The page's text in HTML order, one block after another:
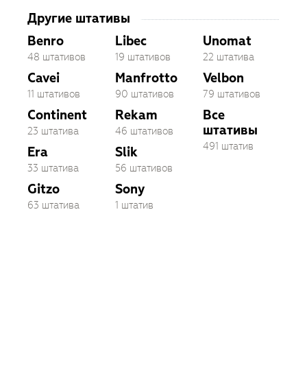
Другие штативы
Benro
48 штативов
Cavei
11 штативов
Continent
23 штатива
Era
33 штатива
Gitzo
63 штатива
Libec
19 штативов
Manfrotto
90 штативов
Rekam
46 штативов
Slik
56 штативов
Sony
1 штатив
Unomat
22 штатива
Velbon
79 штативов
Все
штативы
491 штатив